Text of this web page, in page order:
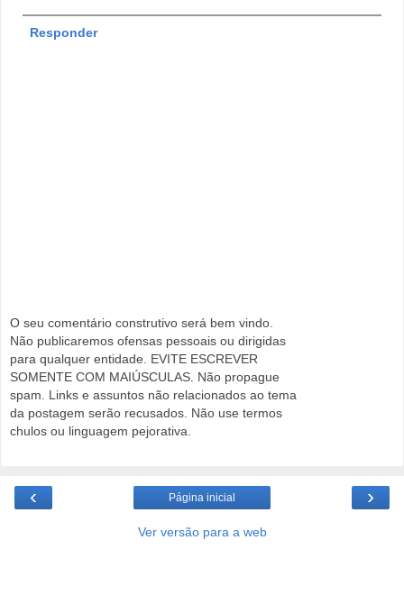
Responder
O seu comentário construtivo será bem vindo.
Não publicaremos ofensas pessoais ou dirigidas
para qualquer entidade. EVITE ESCREVER
SOMENTE COM MAIÚSCULAS. Não propague
spam. Links e assuntos não relacionados ao tema
da postagem serão recusados. Não use termos
chulos ou linguagem pejorativa.
‹ ›
Página inicial
Ver versão para a web